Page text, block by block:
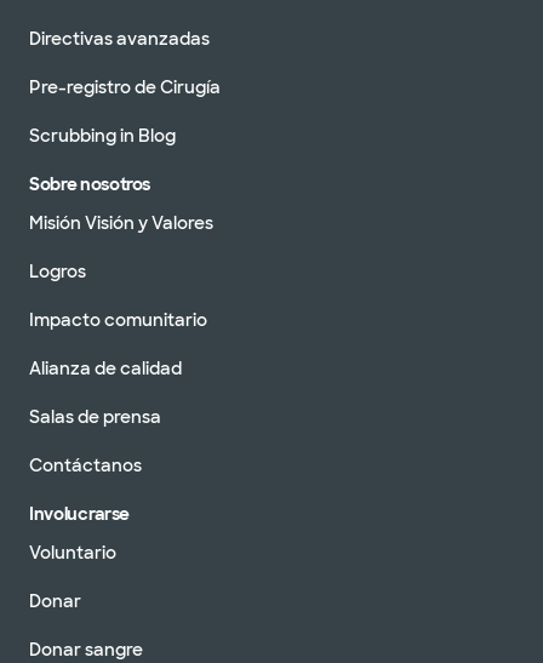
Directivas avanzadas
Pre-registro de Cirugía
Scrubbing in Blog
Sobre nosotros
Misión Visión y Valores
Logros
Impacto comunitario
Alianza de calidad
Salas de prensa
Contáctanos
Involucrarse
Voluntario
Donar
Donar sangre